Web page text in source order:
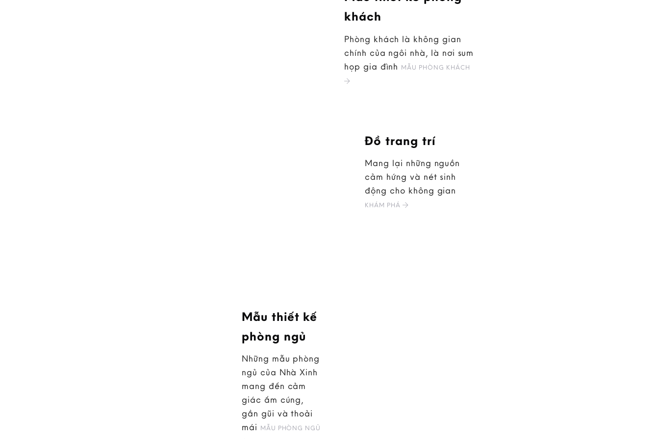
khách
Phòng khách là không gian
chính của ngôi nhà, là nơi sum
họp gia đình MẪU PHÒNG KHÁCH
Đồ trang trí
Mang lại những nguồn
cảm hứng và nét sinh
động cho không gian
KHÁM PHÁ
Mẫu thiết kế
phòng ngủ
Những mẫu phòng
ngủ của Nhà Xinh
mang đến cảm
giác ấm cúng,
gần gũi và thoải
mái MẪU PHÒNG NGỦ